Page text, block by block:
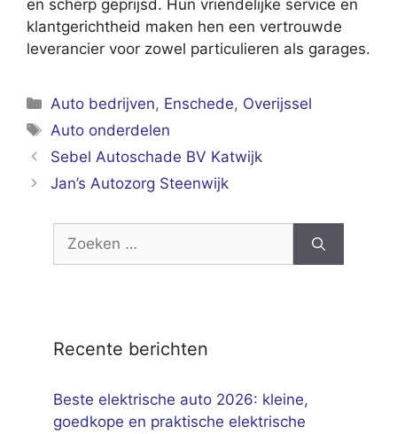
en scherp geprijsd. Hun vriendelijke service en
klantgerichtheid maken hen een vertrouwde
leverancier voor zowel particulieren als garages.
Categorieën
Auto bedrijven, Enschede, Overijssel
Tags
Auto onderdelen
Sebel Autoschade BV Katwijk
Jan’s Autozorg Steenwijk
Zoek
Recente berichten
Beste elektrische auto 2026: kleine,
goedkope en praktische elektrische